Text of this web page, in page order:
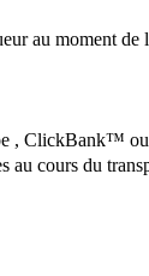
au moment
, ClickBank™
cours du